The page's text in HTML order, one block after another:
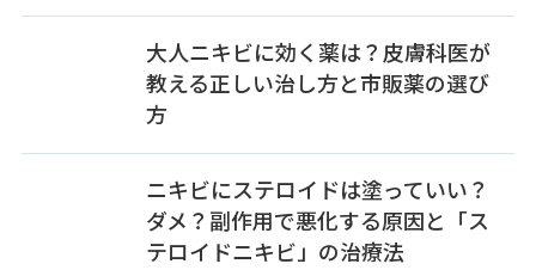
大人ニキビに効く薬は？皮膚科医が
教える正しい治し方と市販薬の選び
方
ニキビにステロイドは塗っていい？
ダメ？副作用で悪化する原因と「ス
テロイドニキビ」の治療法